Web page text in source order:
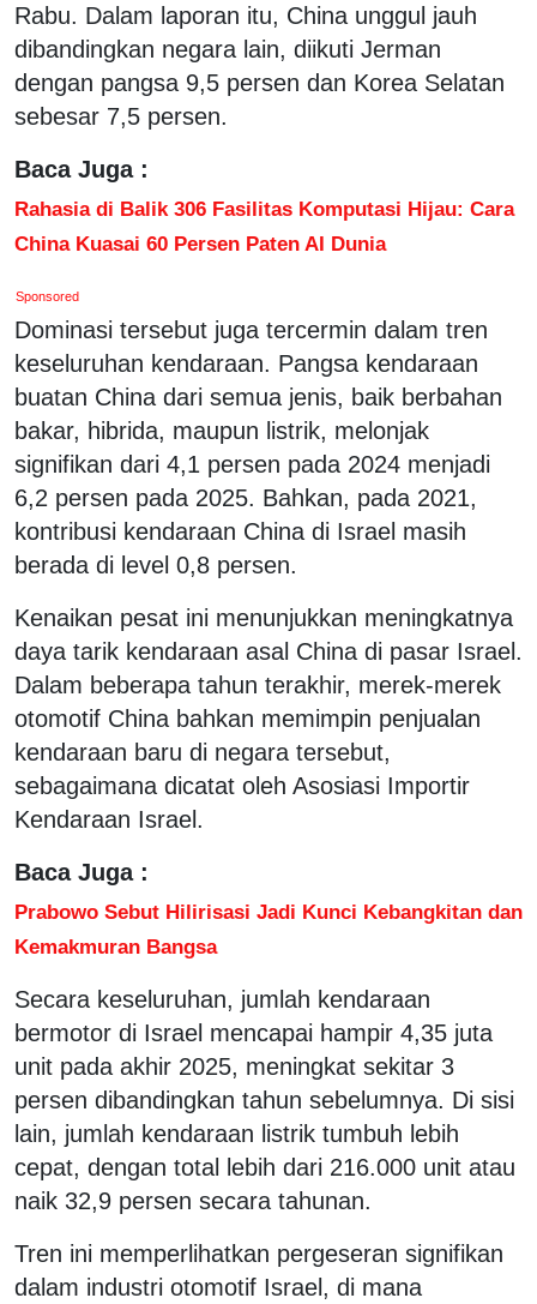
Rabu. Dalam laporan itu, China unggul jauh
dibandingkan negara lain, diikuti Jerman
dengan pangsa 9,5 persen dan Korea Selatan
sebesar 7,5 persen.
Baca Juga :
Rahasia di Balik 306 Fasilitas Komputasi Hijau: Cara
China Kuasai 60 Persen Paten AI Dunia
Sponsored
Dominasi tersebut juga tercermin dalam tren
keseluruhan kendaraan. Pangsa kendaraan
buatan China dari semua jenis, baik berbahan
bakar, hibrida, maupun listrik, melonjak
signifikan dari 4,1 persen pada 2024 menjadi
6,2 persen pada 2025. Bahkan, pada 2021,
kontribusi kendaraan China di Israel masih
berada di level 0,8 persen.
Kenaikan pesat ini menunjukkan meningkatnya
daya tarik kendaraan asal China di pasar Israel.
Dalam beberapa tahun terakhir, merek-merek
otomotif China bahkan memimpin penjualan
kendaraan baru di negara tersebut,
sebagaimana dicatat oleh Asosiasi Importir
Kendaraan Israel.
Baca Juga :
Prabowo Sebut Hilirisasi Jadi Kunci Kebangkitan dan
Kemakmuran Bangsa
Secara keseluruhan, jumlah kendaraan
bermotor di Israel mencapai hampir 4,35 juta
unit pada akhir 2025, meningkat sekitar 3
persen dibandingkan tahun sebelumnya. Di sisi
lain, jumlah kendaraan listrik tumbuh lebih
cepat, dengan total lebih dari 216.000 unit atau
naik 32,9 persen secara tahunan.
Tren ini memperlihatkan pergeseran signifikan
dalam industri otomotif Israel, di mana